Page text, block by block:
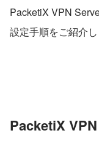
PacketiX VPN
設定手順をご紹介し
PacketiX